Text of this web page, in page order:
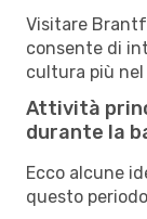
Visitare
consente di
cultura più
Attività
durante la
Ecco alcune
questo